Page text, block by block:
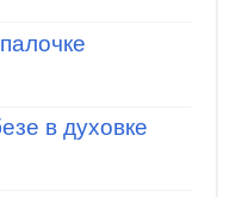
в духовке